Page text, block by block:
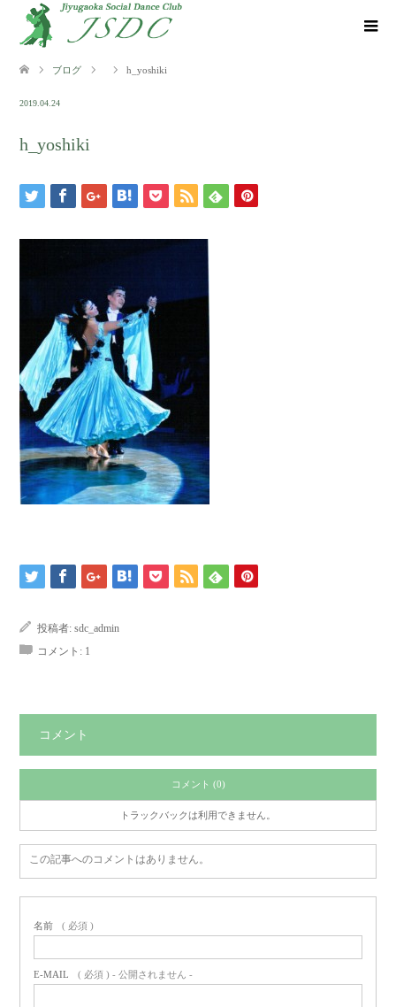
ブログ h_yoshiki
2019.04.24
h_yoshiki
投稿者: sdc_admin
コメント: 1
コメント
コメント (0)
トラックバックは利用できません。
この記事へのコメントはありません。
名前 ( 必須 )
E-MAIL ( 必須 ) - 公開されません -